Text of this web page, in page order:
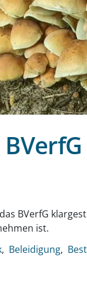
BVerfG
ist.
Beleidigung